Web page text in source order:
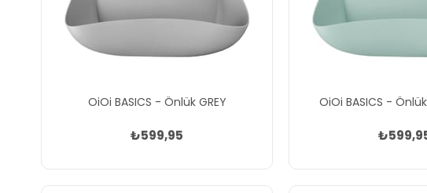
OiOi BASICS - Önlük GREY
₺599,95
OiOi BASICS -